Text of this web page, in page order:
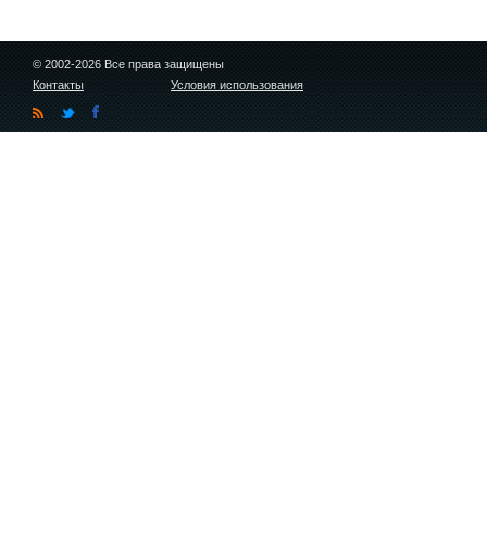
© 2002-2026 Все права защищены
Контакты
Условия использования